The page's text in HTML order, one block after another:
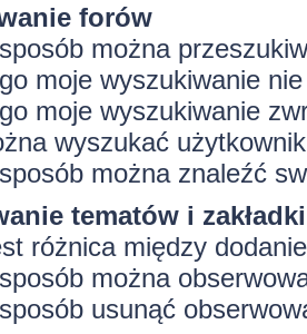
forów
można
moje wyszukiwanie
moje wyszukiwanie
wyszukać
można znaleźć
tematów i zakładki
różnica między
można
usunąć